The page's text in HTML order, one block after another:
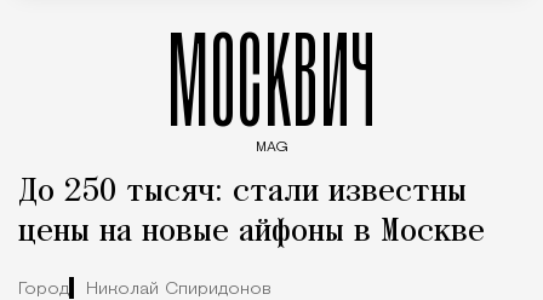
МОСКВИЧ
MAG
До 250 тысяч: стали известны
цены на новые айфоны в Москве
Город Николай Спиридонов